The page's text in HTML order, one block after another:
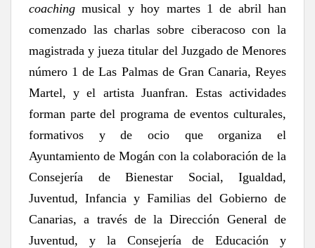
coaching musical y hoy martes 1 de abril han
comenzado las charlas sobre ciberacoso con la
magistrada y jueza titular del Juzgado de Menores
número 1 de Las Palmas de Gran Canaria, Reyes
Martel, y el artista Juanfran. Estas actividades
forman parte del programa de eventos culturales,
formativos y de ocio que organiza el
Ayuntamiento de Mogán con la colaboración de la
Consejería de Bienestar Social, Igualdad,
Juventud, Infancia y Familias del Gobierno de
Canarias, a través de la Dirección General de
Juventud, y la Consejería de Educación y